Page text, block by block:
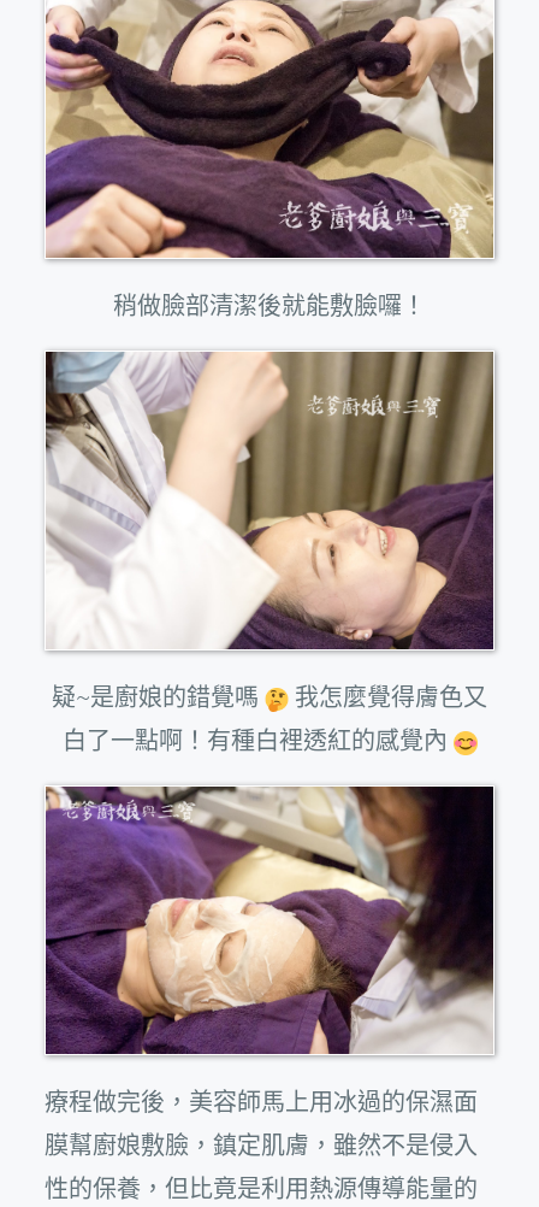
稍做臉部清潔後就能敷臉囉！
疑~是廚娘的錯覺嗎
我怎麼覺得膚色又
白了一點啊！有種白裡透紅的感覺內
療程做完後，美容師馬上用冰過的保濕面
膜幫廚娘敷臉，鎮定肌膚，雖然不是侵入
性的保養，但比竟是利用熱源傳導能量的